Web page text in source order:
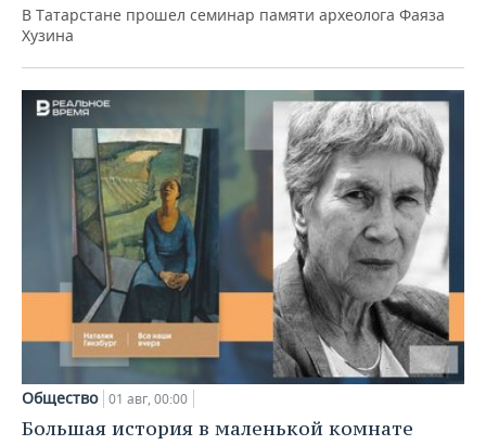
В Татарстане прошел семинар памяти археолога Фаяза
Хузина
Общество 01 авг, 00:00
Большая история в маленькой комнате